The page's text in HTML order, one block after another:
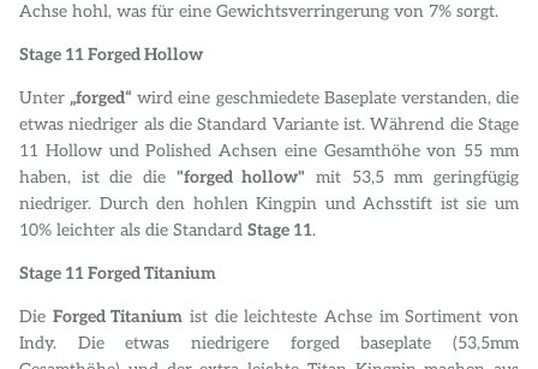
Achse hohl, was für eine Gewichtsverringerung von 7% sorgt.
Stage 11 Forged Hollow
Unter „forged“ wird eine geschmiedete Baseplate verstanden, die
etwas niedriger als die Standard Variante ist. Während die Stage
11 Hollow und Polished Achsen eine Gesamthöhe von 55 mm
haben, ist die die "forged hollow" mit 53,5 mm geringfügig
niedriger. Durch den hohlen Kingpin und Achsstift ist sie um
10% leichter als die Standard Stage 11.
Stage 11 Forged Titanium
Die Forged Titanium ist die leichteste Achse im Sortiment von
Indy. Die etwas niedrigere forged baseplate (53,5mm